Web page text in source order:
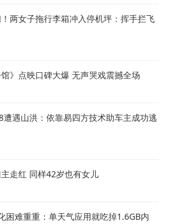
两女子拖行李箱冲入停机坪：挥手拦飞
》点映口碑大爆 无声哭戏震撼全场
遇山洪：依靠易四方技术助车主成功逃
走红 同样42岁也有女儿
困难重重：单天气应用就吃掉1.6GB内